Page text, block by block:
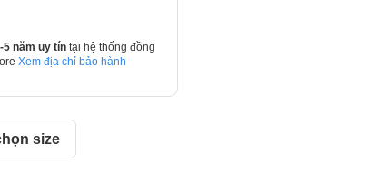
5 năm uy tín tại hệ thống đồng
Xem địa chỉ bảo hành
size